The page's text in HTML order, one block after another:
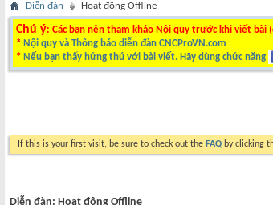
Diễn đàn Hoạt động Offline
Chú ý: Các bạn nên tham khảo Nội quy trước khi viết bài
* Nội quy và Thông báo diễn đàn CNCProVN.com
* Nếu bạn thấy hứng thú với bài viết. Hãy dùng chức năng
If this is your first visit, be sure to check out the FAQ by clicking
Diễn đàn: Hoạt động Offline